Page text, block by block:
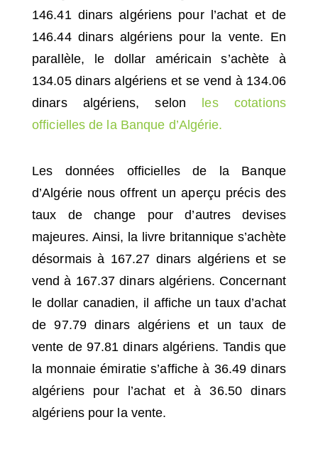
146.41 dinars algériens pour l’achat et de
146.44 dinars algériens pour la vente. En
parallèle, le dollar américain s’achète à
134.05 dinars algériens et se vend à 134.06
dinars algériens, selon
les cotations
officielles de la Banque d’Algérie.
Les données officielles de la Banque
d’Algérie nous offrent un aperçu précis des
taux de change pour d’autres devises
majeures. Ainsi, la livre britannique s’achète
désormais à 167.27 dinars algériens et se
vend à 167.37 dinars algériens. Concernant
le dollar canadien, il affiche un taux d’achat
de 97.79 dinars algériens et un taux de
vente de 97.81 dinars algériens. Tandis que
la monnaie émiratie s’affiche à 36.49 dinars
algériens pour l’achat et à 36.50 dinars
algériens pour la vente.